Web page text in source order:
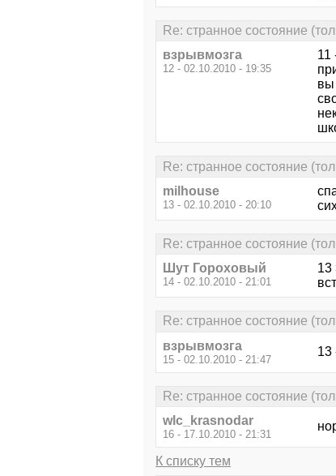
Re: странное состояние
взрывмозга
12 - 02.10.2010 - 19:35
11
вы
Re: странное состояние
milhouse
13 - 02.10.2010 - 20:10
Re: странное состояние
Шут Гороховый
14 - 02.10.2010 - 21:01
13
Re: странное состояние
взрывмозга
15 - 02.10.2010 - 21:47
13
Re: странное состояние
wlc_krasnodar
16 - 17.10.2010 - 21:31
К списку тем